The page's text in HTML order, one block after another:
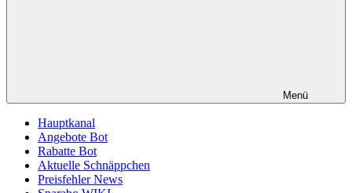
Menü
Hauptkanal
Angebote Bot
Rabatte Bot
Aktuelle Schnäppchen
Preisfehler News